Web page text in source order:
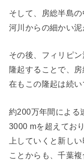
そして、房総半島
河川からの細かい泥
その後、フィリピ
隆起することで、
在もこの隆起は続い
約200万年間による
3000 mを超えてお
上していくと新し
ことからも、千葉